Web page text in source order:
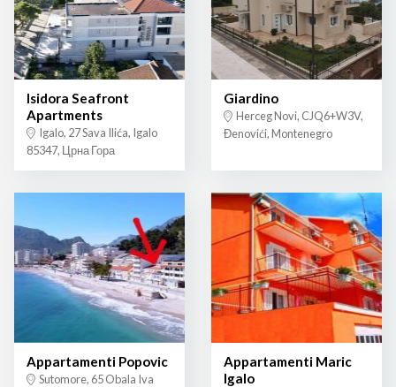
Isidora Seafront
Apartments
Igalo, 27 Sava Ilića, Igalo
85347, Црна Гора
Giardino
Herceg Novi, CJQ6+W3V,
Đenovići, Montenegro
Appartamenti Popovic
Sutomore, 65 Obala Iva
Appartamenti Maric
Igalo